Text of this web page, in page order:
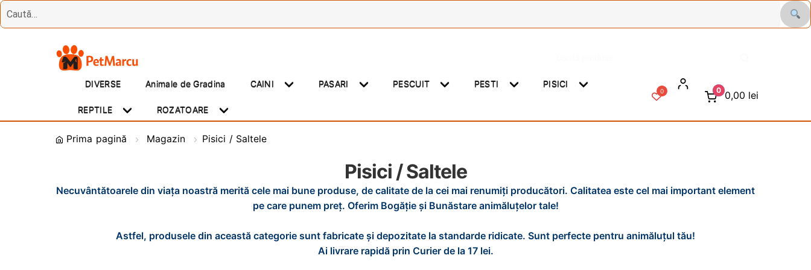
Treci
Sări
t
DIVERSE Animale de Gradina CAINI PASARI PESCUIT PESTI PISICI
REPTILE ROZATOARE
0 0 0,00 lei
Prima pagină Magazin Pisici / Saltele
Pisici / Saltele
Necuvântătoarele din viața noastră merită cele mai bune produse, de calitate de la cei mai renumiți producători. Calitatea este cel mai important element
pe care punem preț. Oferim Bogăție și Bunăstare animăluțelor tale!
Astfel, produsele din această categorie sunt fabricate și depozitate la standarde ridicate. Sunt perfecte pentru animăluțul tău!
Ai livrare rapidă prin Curier de la 17 lei.